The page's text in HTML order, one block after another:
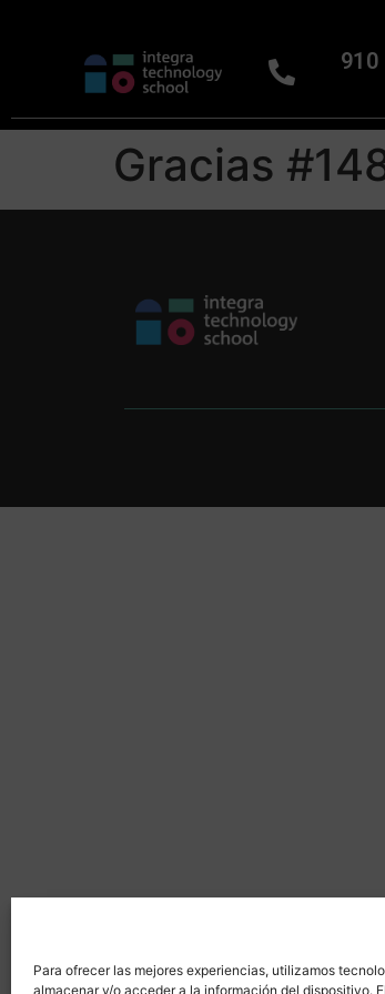
Para ofrecer las mejores experiencias, utilizamos
almacenar y/o acceder a la información del dispositivo.
910
Gracias